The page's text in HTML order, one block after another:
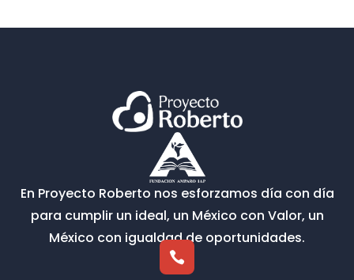
En Proyecto Roberto nos esforzamos día con día
para cumplir un ideal, un México con Valor, un
México con igualdad de oportunidades.
